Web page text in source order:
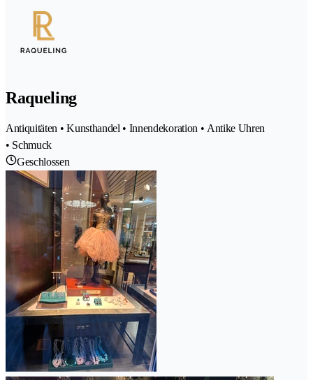
Raqueling
Antiquitäten • Kunsthandel • Innendekoration • Antike Uhren
• Schmuck
Geschlossen